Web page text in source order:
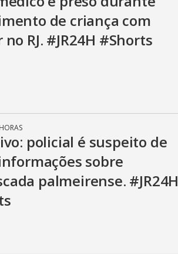
de criança com
RJ. #JR24H #Shorts
policial é suspeito de
sobre
palmeirense. #JR24H